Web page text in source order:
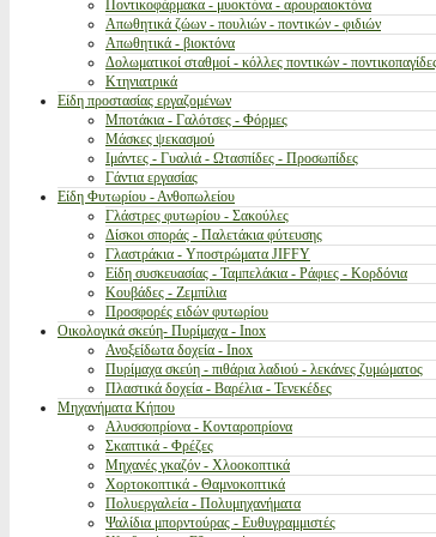
Ποντικοφάρμακα - μυοκτόνα - αρουραιοκτόνα
Απωθητικά ζώων - πουλιών - ποντικών - φιδιών
Απωθητικά - βιοκτόνα
Δολωματικοί σταθμοί - κόλλες ποντικών -
Κτηνιατρικά
Είδη προστασίας εργαζομένων
Μποτάκια - Γαλότσες - Φόρμες
Μάσκες ψεκασμού
Ιμάντες - Γυαλιά - Ωτασπίδες - Προσωπίδες
Γάντια εργασίας
Είδη Φυτωρίου - Ανθοπωλείου
Γλάστρες φυτωρίου - Σακούλες
Δίσκοι σποράς - Παλετάκια φύτευσης
Γλαστράκια - Υποστρώματα JIFFY
Είδη συσκευασίας - Ταμπελάκια - Ράφιες - Κορδόνια
Κουβάδες - Ζεμπίλια
Προσφορές ειδών φυτωρίου
Οικολογικά σκεύη- Πυρίμαχα - Inox
Ανοξείδωτα δοχεία - Inox
Πυρίμαχα σκεύη - πιθάρια λαδιού - λεκάνες ζυμώματος
Πλαστικά δοχεία - Βαρέλια - Τενεκέδες
Μηχανήματα Κήπου
Αλυσσοπρίονα - Κονταροπρίονα
Σκαπτικά - Φρέζες
Μηχανές γκαζόν - Χλοοκοπτικά
Χορτοκοπτικά - Θαμνοκοπτικά
Πολυεργαλεία - Πολυμηχανήματα
Ψαλίδια μπορντούρας - Ευθυγραμμιστές